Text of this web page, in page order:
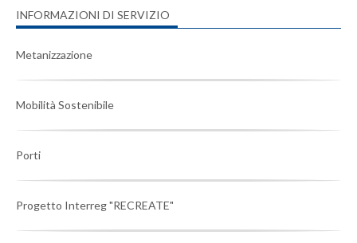
INFORMAZIONI DI SERVIZIO
Metanizzazione
Mobilità Sostenibile
Porti
Progetto Interreg "RECREATE"